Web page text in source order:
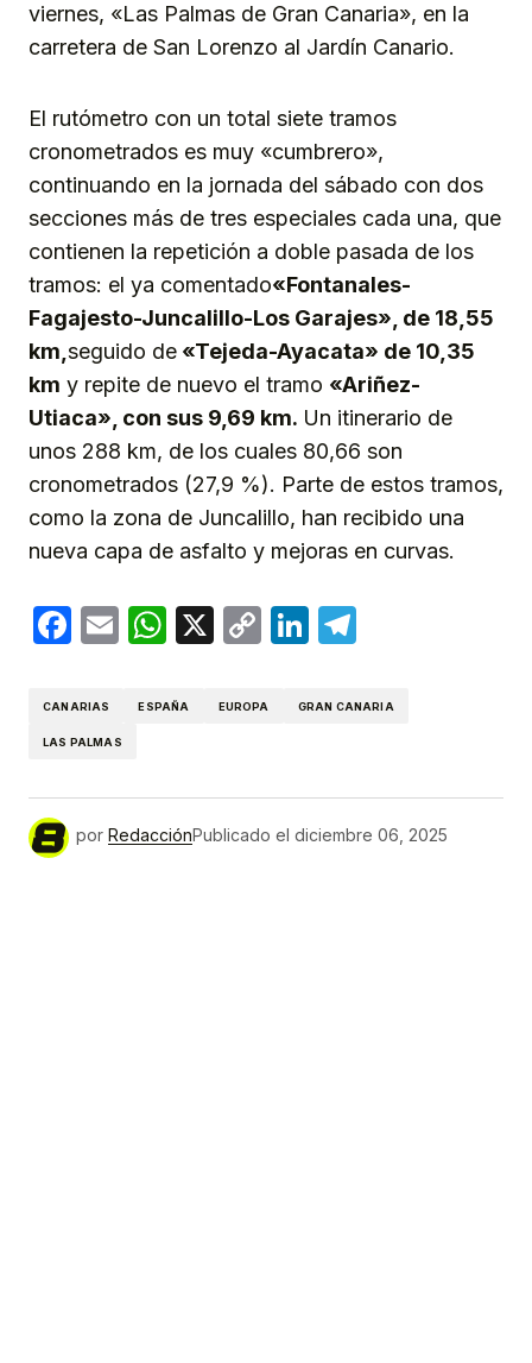
viernes, «Las Palmas de Gran Canaria», en la
carretera de San Lorenzo al Jardín Canario.
El rutómetro con un total siete tramos
cronometrados es muy «cumbrero»,
continuando en la jornada del sábado con dos
secciones más de tres especiales cada una, que
contienen la repetición a doble pasada de los
tramos: el ya comentado«Fontanales-
Fagajesto-Juncalillo-Los Garajes», de 18,55
km, seguido de «Tejeda-Ayacata» de 10,35
km y repite de nuevo el tramo «Ariñez-
Utiaca», con sus 9,69 km. Un itinerario de
unos 288 km, de los cuales 80,66 son
cronometrados (27,9 %). Parte de estos tramos,
como la zona de Juncalillo, han recibido una
nueva capa de asfalto y mejoras en curvas.
Facebook
EmailWhatsApp
X
CopyLinkedIn
CANARIAS ESPAÑA EUROPA GRAN CANARIA
LAS PALMAS
por RedacciónPublicado el diciembre 06, 2025